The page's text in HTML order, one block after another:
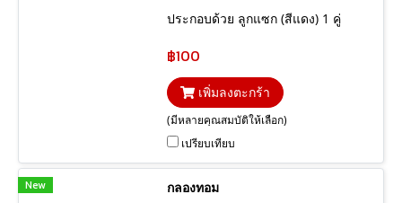
ประกอบด้วย ลูกแซก (สีแดง) 1 คู่
฿100
เพิ่มลงตะกร้า
(มีหลายคุณสมบัติให้เลือก)
เปรียบเทียบ
New
กลองทอม